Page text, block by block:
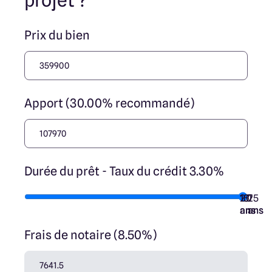
Prix du bien
Apport (30.00% recommandé)
Durée du prêt - Taux du crédit 3.30%
7
ans
10
ans
15
ans
20
ans
25
ans
Frais de notaire (8.50%)